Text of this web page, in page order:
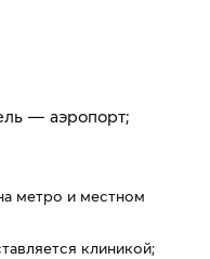
— аэропорт;
метро и местном
клиникой;